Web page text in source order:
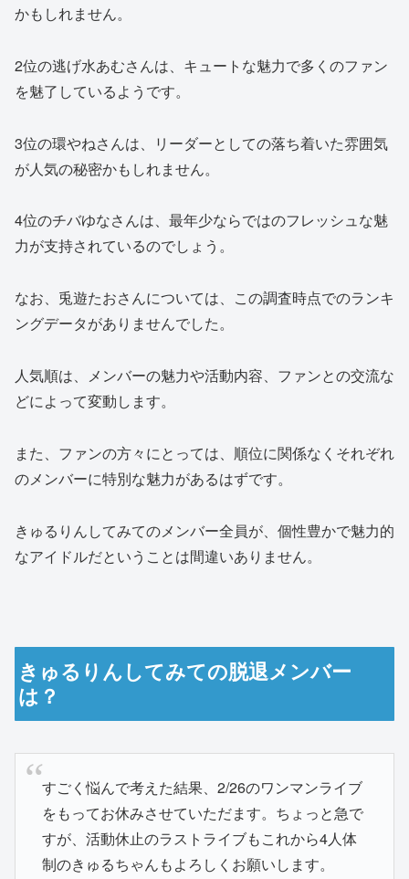
かもしれません。
2位の逃げ水あむさんは、キュートな魅力で多くのファン
を魅了しているようです。
3位の環やねさんは、リーダーとしての落ち着いた雰囲気
が人気の秘密かもしれません。
4位のチバゆなさんは、最年少ならではのフレッシュな魅
力が支持されているのでしょう。
なお、兎遊たおさんについては、この調査時点でのランキ
ングデータがありませんでした。
人気順は、メンバーの魅力や活動内容、ファンとの交流な
どによって変動します。
また、ファンの方々にとっては、順位に関係なくそれぞれ
のメンバーに特別な魅力があるはずです。
きゅるりんしてみてのメンバー全員が、個性豊かで魅力的
なアイドルだということは間違いありません。
きゅるりんしてみての脱退メンバー
は？
すごく悩んで考えた結果、2/26のワンマンライブ
をもってお休みさせていただます。ちょっと急で
すが、活動休止のラストライブもこれから4人体
制のきゅるちゃんもよろしくお願いします。